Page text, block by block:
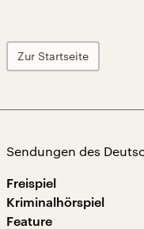
Zur Startseite
Sendungen des
Freispiel
Kriminalhörspiel
Feature